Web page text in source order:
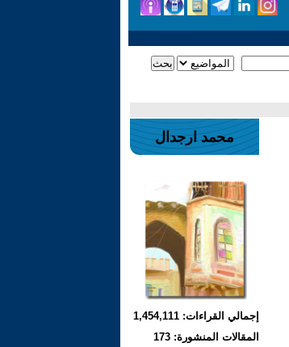
محمد ارجدال
إجمالي القراءات: 1,454,111
المقالات المنشورة: 173